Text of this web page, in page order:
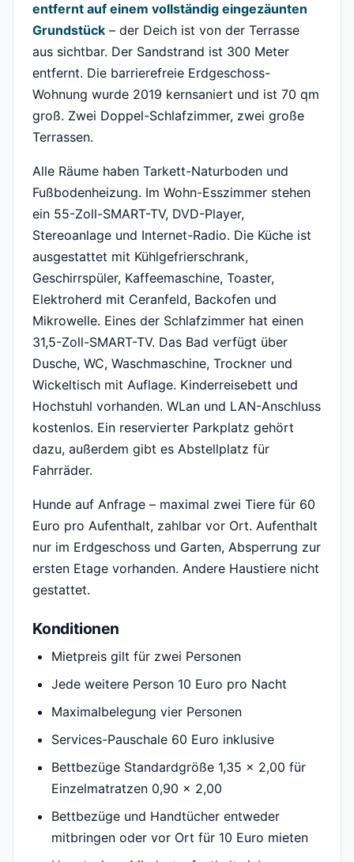
entfernt auf einem vollständig eingezäunten
Grundstück – der Deich ist von der Terrasse
aus sichtbar. Der Sandstrand ist 300 Meter
entfernt. Die barrierefreie Erdgeschoss-
Wohnung wurde 2019 kernsaniert und ist 70 qm
groß. Zwei Doppel-Schlafzimmer, zwei große
Terrassen.
Alle Räume haben Tarkett-Naturboden und
Fußbodenheizung. Im Wohn-Esszimmer stehen
ein 55-Zoll-SMART-TV, DVD-Player,
Stereoanlage und Internet-Radio. Die Küche ist
ausgestattet mit Kühlgefrierschrank,
Geschirrspüler, Kaffeemaschine, Toaster,
Elektroherd mit Ceranfeld, Backofen und
Mikrowelle. Eines der Schlafzimmer hat einen
31,5-Zoll-SMART-TV. Das Bad verfügt über
Dusche, WC, Waschmaschine, Trockner und
Wickeltisch mit Auflage. Kinderreisebett und
Hochstuhl vorhanden. WLan und LAN-Anschluss
kostenlos. Ein reservierter Parkplatz gehört
dazu, außerdem gibt es Abstellplatz für
Fahrräder.
Hunde auf Anfrage – maximal zwei Tiere für 60
Euro pro Aufenthalt, zahlbar vor Ort. Aufenthalt
nur im Erdgeschoss und Garten, Absperrung zur
ersten Etage vorhanden. Andere Haustiere nicht
gestattet.
Konditionen
Mietpreis gilt für zwei Personen
Jede weitere Person 10 Euro pro Nacht
Maximalbelegung vier Personen
Services-Pauschale 60 Euro inklusive
Bettbezüge Standardgröße 1,35 x 2,00 für
Einzelmatratzen 0,90 x 2,00
Bettbezüge und Handtücher entweder
mitbringen oder vor Ort für 10 Euro mieten